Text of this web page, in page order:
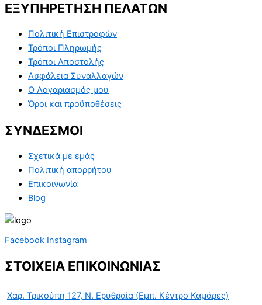
ΕΞΥΠΗΡΕΤΗΣΗ ΠΕΛΑΤΩΝ
Πολιτική Επιστροφών
Τρόποι Πληρωμής
Τρόποι Αποστολής
Ασφάλεια Συναλλαγών
Ο Λογαριασμός μου
Όροι και προϋποθέσεις
ΣΥΝΔΕΣΜΟΙ
Σχετικά με εμάς
Πολιτική απορρήτου
Επικοινωνία
Blog
Facebook Instagram
ΣΤΟΙΧΕΙΑ ΕΠΙΚΟΙΝΩΝΙΑΣ
Χαρ. Τρικούπη 127, Ν. Ερυθραία (Εμπ. Κέντρο Καμάρες)